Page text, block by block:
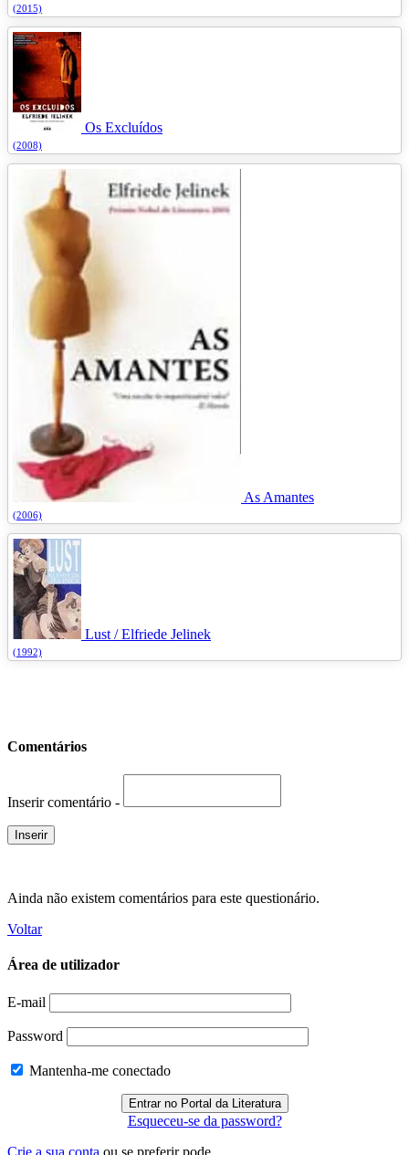
(2015)
Os Excluídos
(2008)
As Amantes
(2006)
Lust / Elfriede Jelinek
(1992)
Comentários
Inserir comentário -
Ainda não existem comentários para este questionário.
Voltar
Área de utilizador
E-mail
Password
Mantenha-me conectado
Esqueceu-se da password?
Crie a sua conta ou se preferir pode